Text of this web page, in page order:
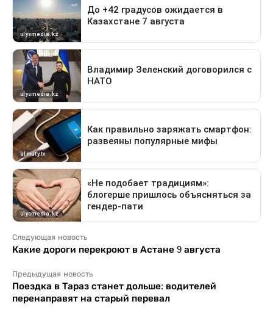
Следующая новость
Какие дороги перекроют в Астане 9 августа
Предыдущая новость
Поездка в Тараз станет дольше: водителей
перенаправят на старый перевал